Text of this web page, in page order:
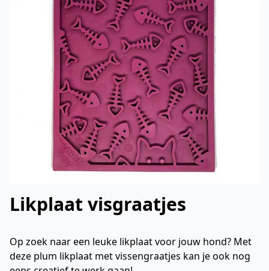
Likplaat visgraatjes
Op zoek naar een leuke likplaat voor jouw hond? Met
deze plum likplaat met vissengraatjes kan je ook nog